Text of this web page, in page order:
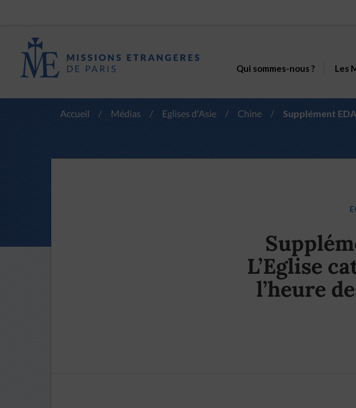
Qui sommes-nous ? Les
Accueil / Médias / Eglises d'Asie / Chine / Supplément
L’Eglise
l’heure